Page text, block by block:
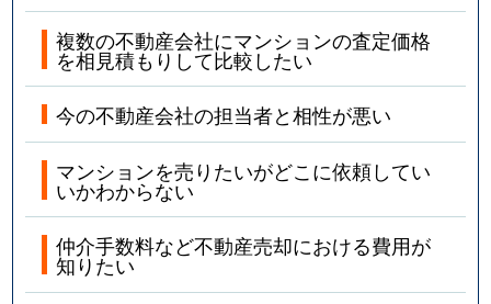
複数の不動産会社にマンションの査定価格
を相見積もりして比較したい
今の不動産会社の担当者と相性が悪い
マンションを売りたいがどこに依頼してい
いかわからない
仲介手数料など不動産売却における費用が
知りたい